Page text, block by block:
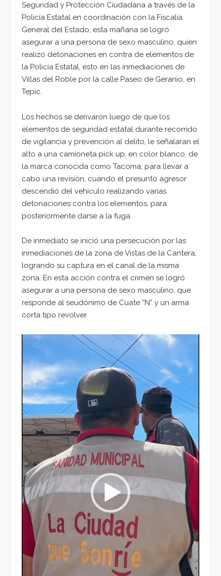
Seguridad y Protección Ciudadana a través de la
Policía Estatal en coordinación con la Fiscalía
General del Estado, esta mañana se logró
asegurar a una persona de sexo masculino, quien
realizo detonaciones en contra de elementos de
la Policía Estatal, esto en las inmediaciones de
Villas del Roble por la calle Paseo de Geranio, en
Tepic.
Los hechos se derivaron luego de que los
elementos de seguridad estatal durante recorrido
de vigilancia y prevención al delito, le señalaran el
alto a una camioneta pick up, en color blanco, de
la marca conocida como Tacoma, para llevar a
cabo una revisión, cuando el presunto agresor
descendió del vehículo realizando varias
detonaciones contra los elementos, para
posteriormente darse a la fuga.
De inmediato se inició una persecución por las
inmediaciones de la zona de Vistas de la Cantera,
logrando su captura en el canal de la misma
zona. En esta acción contra el crimen se logró
asegurar a una persona de sexo masculino, que
responde al seudónimo de Cuate “N” y un arma
corta tipo revolver.
Reproductor
vídeo